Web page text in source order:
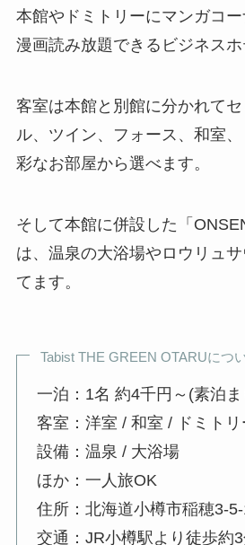
本館やドミトリーにマンガコー
漫画読み放題できるビジネスホ
客室は本館と別館に分かれて
ル、ツイン、フォース、和室
彩なお部屋から選べます。
そして本館に併設した「
は、温泉の大浴場やロウリュ
てます。
Tabist THE GREEN OTARUにつ
一泊：1名 約4千円～(素泊ま
客室：洋室 / 和室 / ドミトリ
設備：温泉 / 大浴場
ほか：一人旅OK
住所：北海道小樽市稲穂3-
交通：JR小樽駅より徒歩約